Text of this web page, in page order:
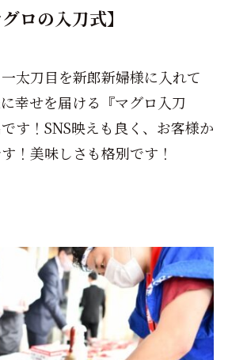
ロの入刀式】
太刀目を新郎新婦様に入れて
幸せを届ける『マグロ入刀
す！SNS映えも良く、お客様か
！美味しさも格別です！